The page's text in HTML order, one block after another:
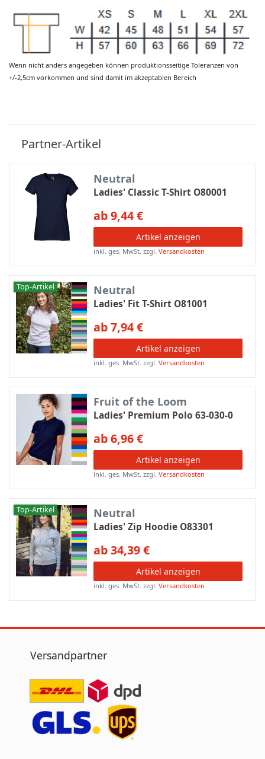
Wenn nicht anders angegeben können produktionsseitige Toleranzen von
+/-2,5cm vorkommen und sind damit im akzeptablen Bereich
Partner-Artikel
Neutral
Ladies' Classic T-Shirt O80001
ab 9,44 €
Artikel anzeigen
inkl. ges. MwSt. zzgl.Versandkosten
Top-Artikel Neutral
Ladies' Fit T-Shirt O81001
ab 7,94 €
Artikel anzeigen
inkl. ges. MwSt. zzgl.Versandkosten
Fruit of the Loom
Ladies' Premium Polo 63-030-0
ab 6,96 €
Artikel anzeigen
inkl. ges. MwSt. zzgl.Versandkosten
Top-Artikel Neutral
Ladies' Zip Hoodie O83301
ab 34,39 €
Artikel anzeigen
inkl. ges. MwSt. zzgl.Versandkosten
Versandpartner